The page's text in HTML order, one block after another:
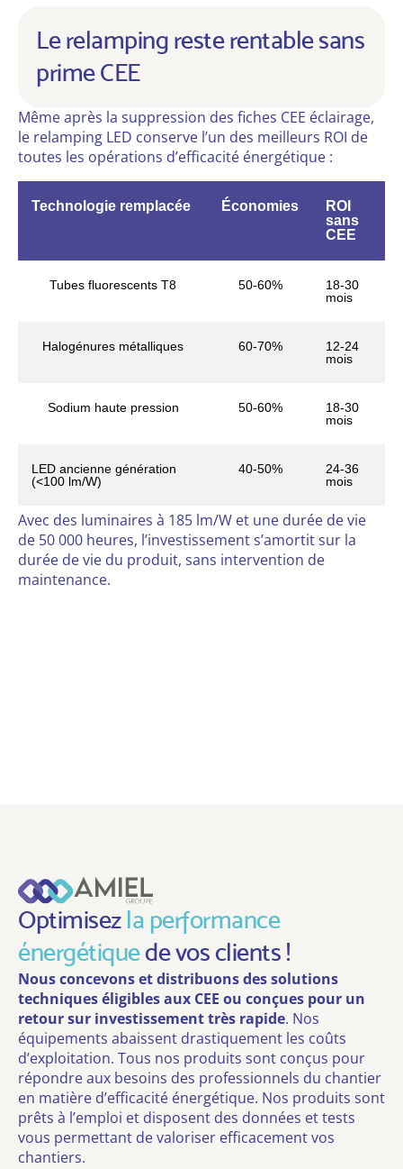
Le relamping reste rentable sans
prime CEE
Même après la suppression des fiches CEE éclairage,
le relamping LED conserve l’un des meilleurs ROI de
toutes les opérations d’efficacité énergétique :
Technologie remplacée Économies
ROI
sans
CEE
Tubes fluorescents T8 50-60%
18-30
mois
Halogénures métalliques 60-70%
12-24
mois
Sodium haute pression 50-60%
18-30
mois
LED ancienne génération
(<100 lm/W)
40-50%
24-36
mois
Avec des luminaires à 185 lm/W et une durée de vie
de 50 000 heures, l’investissement s’amortit sur la
durée de vie du produit, sans intervention de
maintenance.
Optimisez la performance
énergétiquede vos clients !
Nous concevons et distribuons des solutions
techniques éligibles aux CEE ou conçues pour un
retour sur investissement très rapide. Nos
équipements abaissent drastiquement les coûts
d’exploitation. Tous nos produits sont conçus pour
répondre aux besoins des professionnels du chantier
en matière d’efficacité énergétique. Nos produits sont
prêts à l’emploi et disposent des données et tests
vous permettant de valoriser efficacement vos
chantiers.